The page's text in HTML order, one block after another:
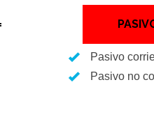
Pasivo
Pasivo no